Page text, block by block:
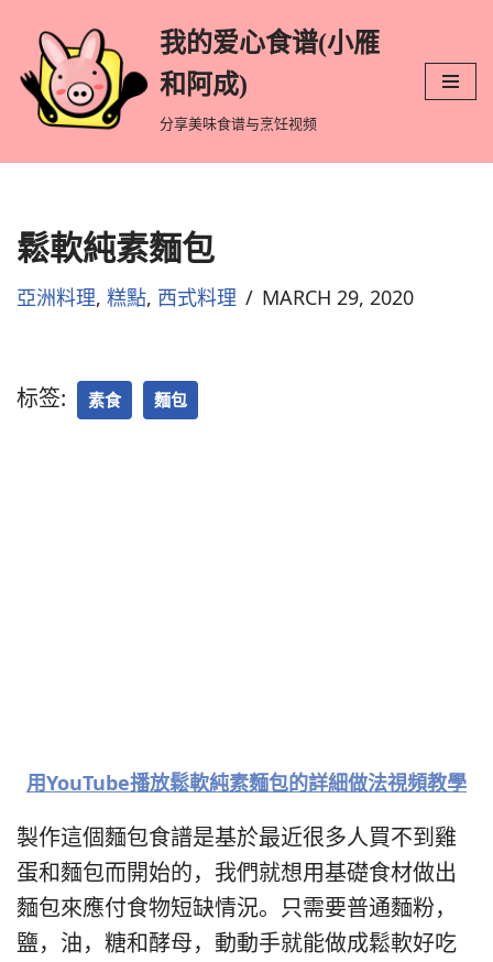
跳
至
文
我的爱心食谱(小雁
和阿成)
分享美味食谱与烹饪视频
鬆軟純素麵包
亞洲料理, 糕點, 西式料理 MARCH 29, 2020
标签: 素食 麵包
用YouTube播放鬆軟純素麵包的詳細做法視頻教學
製作這個麵包食譜是基於最近很多人買不到雞
蛋和麵包而開始的，我們就想用基礎食材做出
麵包來應付食物短缺情況。只需要普通麵粉，
鹽，油，糖和酵母，動動手就能做成鬆軟好吃